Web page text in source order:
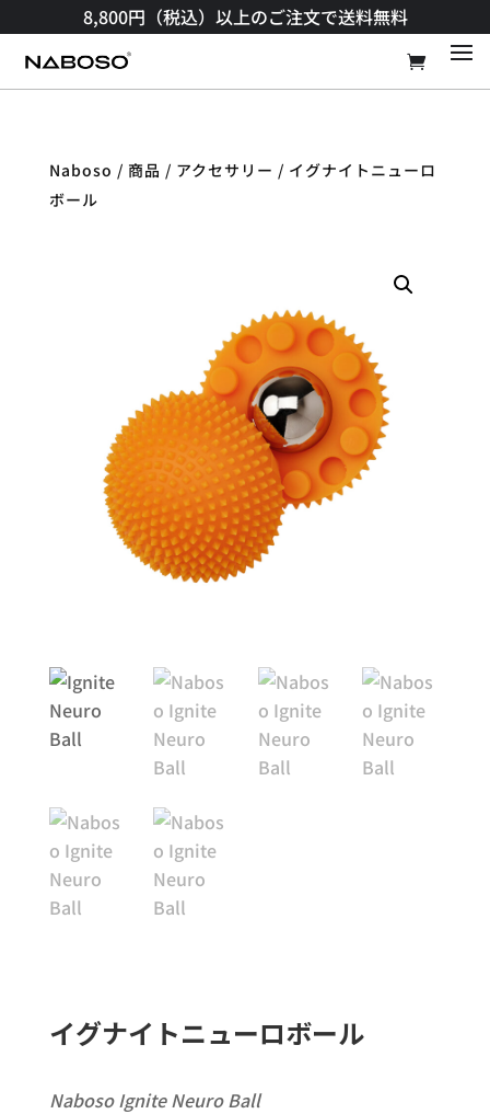
8,800円（税込）以上のご注文で送料無料​
Naboso / 商品​ / アクセサリー / イグナイトニューロ
ボール
イグナイトニューロボール
Naboso Ignite Neuro Ball